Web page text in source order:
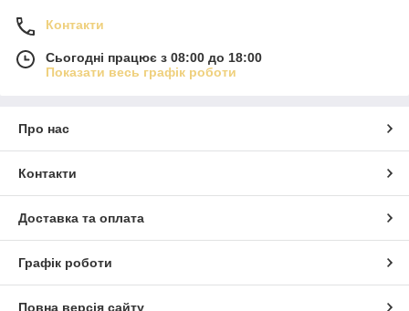
Контакти
Сьогодні працює з 08:00 до 18:00
Показати весь графік роботи
Про нас
Контакти
Доставка та оплата
Графік роботи
Повна версія сайту